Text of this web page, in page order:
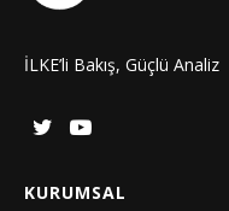
İLKE’li Bakış, Güçlü Analiz
KURUMSAL